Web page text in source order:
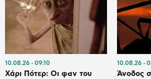
10.08.26 09:10
Χάρι Πότερ: Οι φαν του
10.08.26
Άνοδος